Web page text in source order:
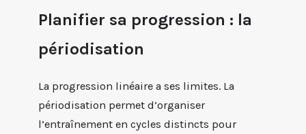
Planifier sa progression : la
périodisation
La progression linéaire a ses limites. La
périodisation permet d’organiser
l’entraînement en cycles distincts pour